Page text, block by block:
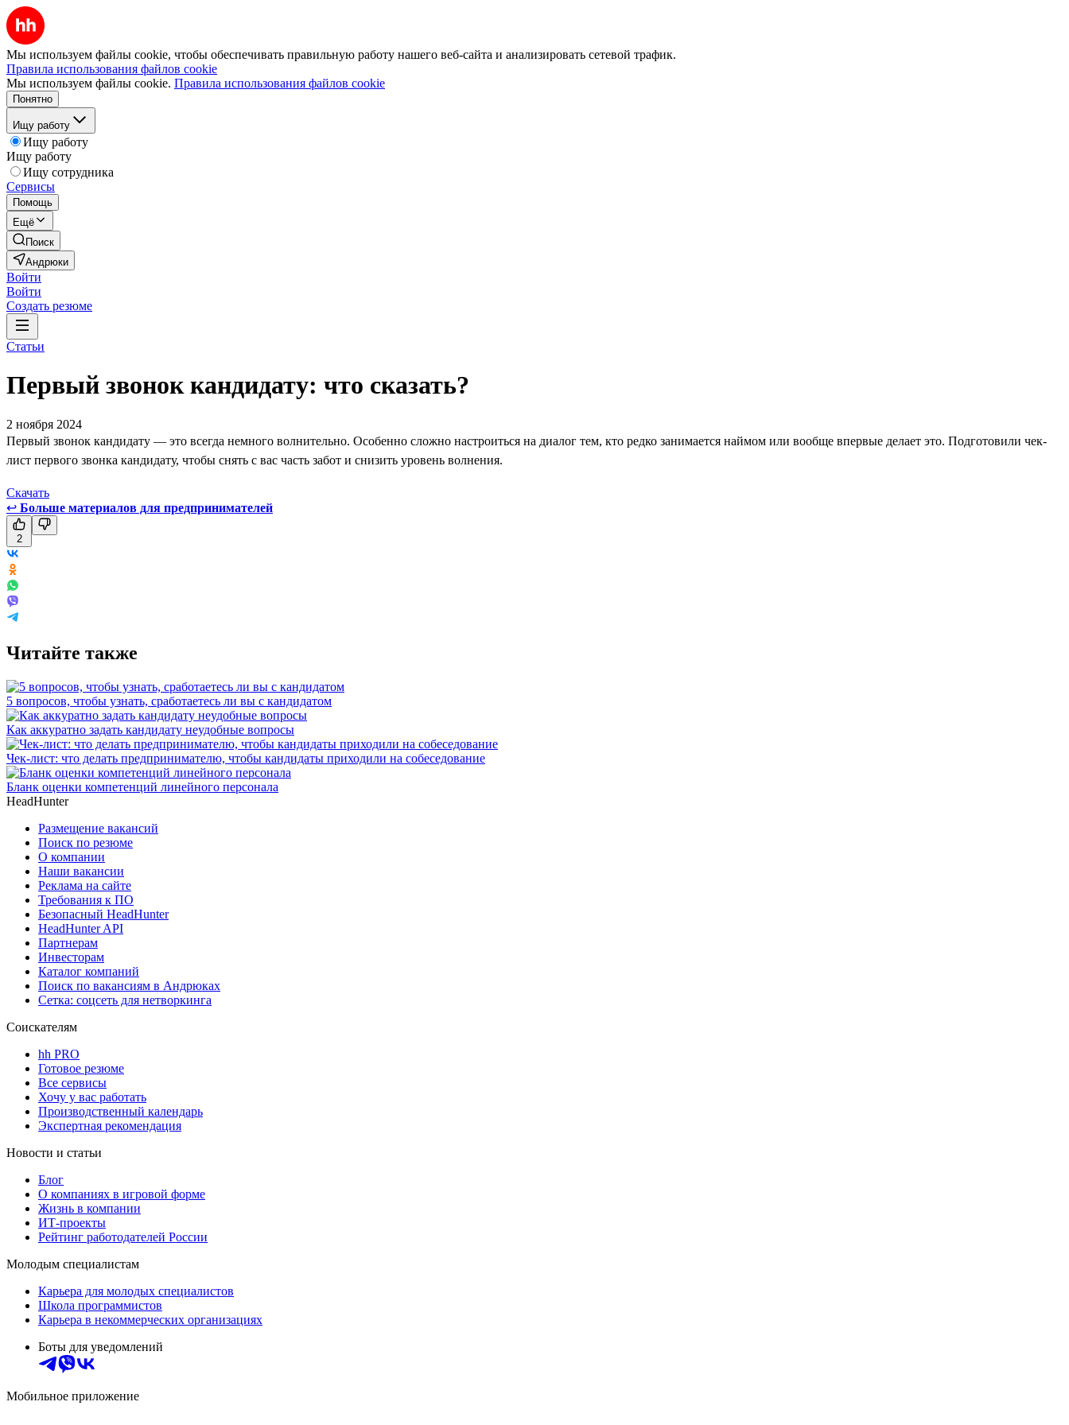
Мы используем файлы cookie, чтобы обеспечивать правильную работу нашего веб-сайта и анализировать сетевой трафик.
Правила использования файлов cookie
Мы используем файлы cookie. Правила использования файлов cookie
Понятно
Ищу работу
Ищу работу
Ищу работу
Ищу сотрудника
Сервисы
Помощь
Ещё
Поиск
Андрюки
Войти
Войти
Создать резюме
Статьи
Первый звонок кандидату: что сказать?
2 ноября 2024
Первый звонок кандидату — это всегда немного волнительно. Особенно сложно настроиться на диалог тем, кто редко занимается наймом или вообще впервые делает это. Подготовили чек-
лист первого звонка кандидату, чтобы снять с вас часть забот и снизить уровень волнения.
Скачать
↩ Больше материалов для предпринимателей
2
Читайте также
5 вопросов, чтобы узнать, сработаетесь ли вы с кандидатом
Как аккуратно задать кандидату неудобные вопросы
Чек-лист: что делать предпринимателю, чтобы кандидаты приходили на собеседование
Бланк оценки компетенций линейного персонала
HeadHunter
Размещение вакансий
Поиск по резюме
О компании
Наши вакансии
Реклама на сайте
Требования к ПО
Безопасный HeadHunter
HeadHunter API
Партнерам
Инвесторам
Каталог компаний
Поиск по вакансиям в Андрюках
Сетка: соцсеть для нетворкинга
Соискателям
hh PRO
Готовое резюме
Все сервисы
Хочу у вас работать
Производственный календарь
Экспертная рекомендация
Новости и статьи
Блог
О компаниях в игровой форме
Жизнь в компании
ИТ-проекты
Рейтинг работодателей России
Молодым специалистам
Карьера для молодых специалистов
Школа программистов
Карьера в некоммерческих организациях
Боты для уведомлений
Мобильное приложение